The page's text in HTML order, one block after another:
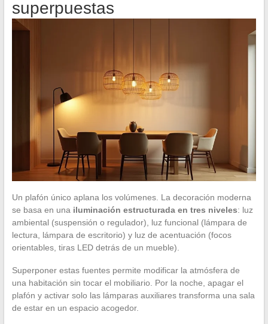
superpuestas
Un plafón único aplana los volúmenes. La decoración moderna
se basa en una iluminación estructurada en tres niveles: luz
ambiental (suspensión o regulador), luz funcional (lámpara de
lectura, lámpara de escritorio) y luz de acentuación (focos
orientables, tiras LED detrás de un mueble).
Superponer estas fuentes permite modificar la atmósfera de
una habitación sin tocar el mobiliario. Por la noche, apagar el
plafón y activar solo las lámparas auxiliares transforma una sala
de estar en un espacio acogedor.